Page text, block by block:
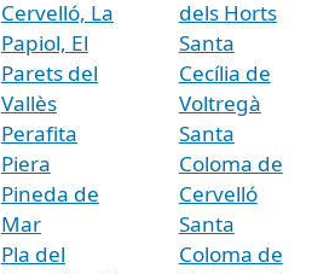
Cervelló, La
Papiol, El
Parets del
Vallès
Perafita
Piera
Pineda de
Mar
Pla del
dels Horts
Santa
Cecília de
Voltregà
Santa
Coloma de
Cervelló
Santa
Coloma de